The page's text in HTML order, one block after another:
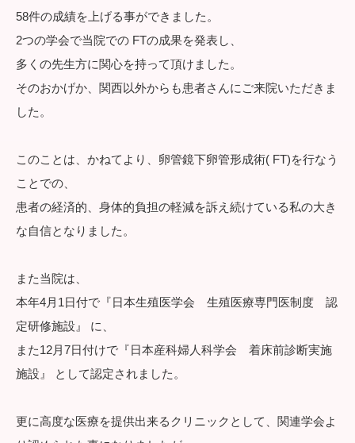
58件の成績を上げる事ができました。
2つの学会で当院での FTの成果を発表し、
多くの先生方に関心を持って頂けました。
そのおかげか、関西以外からも患者さんにご来院いただきま
した。
このことは、かねてより、卵管鏡下卵管形成術( FT)を行なう
ことでの、
患者の経済的、身体的負担の軽減を訴え続けている私の大き
な自信となりました。
また当院は、
本年4月1日付で『日本生殖医学会 生殖医療専門医制度 認
定研修施設』 に、
また12月7日付けで『日本産科婦人科学会 着床前診断実施
施設』 として認定されました。
更に高度な医療を提供出来るクリニックとして、関連学会よ